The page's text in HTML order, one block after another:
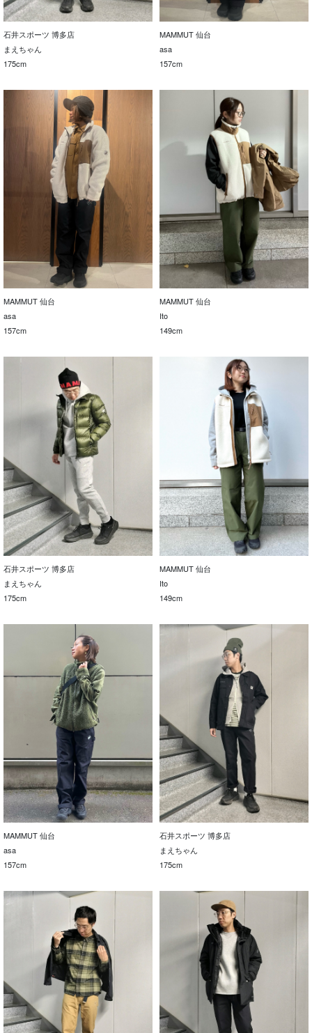
石井スポーツ 博多店
まえちゃん
175cm
MAMMUT 仙台
asa
157cm
MAMMUT 仙台
asa
157cm
MAMMUT 仙台
Ito
149cm
石井スポーツ 博多店
まえちゃん
175cm
MAMMUT 仙台
Ito
149cm
MAMMUT 仙台
asa
157cm
石井スポーツ 博多店
まえちゃん
175cm